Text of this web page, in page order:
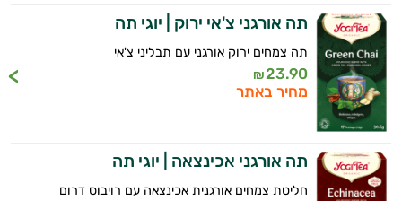
תה אורגני צ'אי ירוק | יוגי תה
תה צמחים ירוק אורגני עם תבליני צ'אי
23.90
₪
מחיר באתר
תה אורגני אכינצאה | יוגי תה
חליטת צמחים אורגנית אכינצאה עם רויבוס דרום